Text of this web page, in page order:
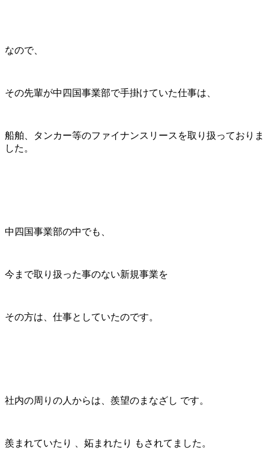
なので、
その先輩が中四国事業部で手掛けていた仕事は、
船舶、タンカー等のファイナンスリースを取り扱っておりま
した。
中四国事業部の中でも、
今まで取り扱った事のない新規事業を
その方は、仕事としていたのです。
社内の周りの人からは、羨望のまなざし です。
羨まれていたり 、妬まれたり もされてました。